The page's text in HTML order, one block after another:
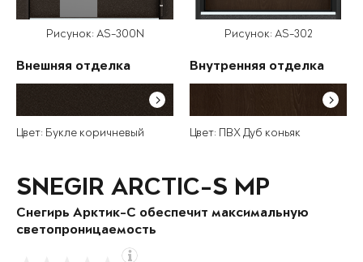
Рисунок: AS-300N
Внешняя отделка
Цвет: Букле коричневый
Рисунок: AS-302
Внутренняя отделка
Цвет: ПВХ Дуб коньяк
SNEGIR ARCTIC-S MP
Снегирь Арктик-С обеспечит максимальную
светопроницаемость